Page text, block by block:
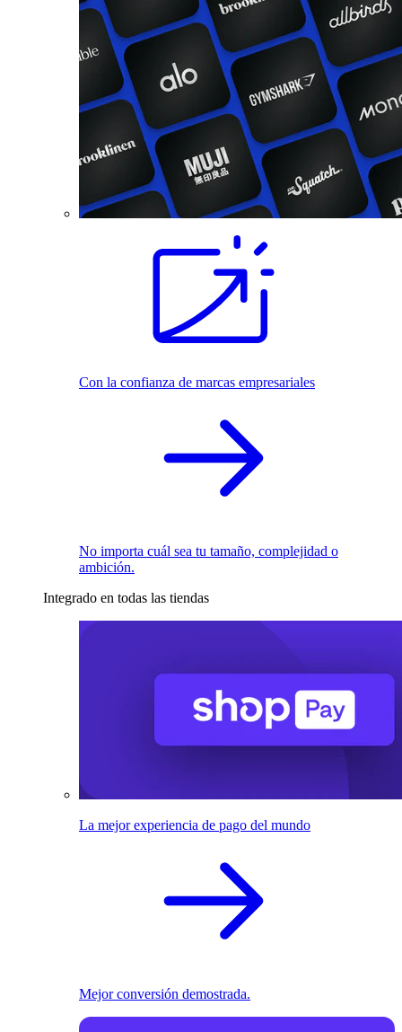
Con la confianza de marcas empresariales
No importa cuál sea tu tamaño, complejidad o
ambición.
Integrado en todas las tiendas
La mejor experiencia de pago del mundo
Mejor conversión demostrada.